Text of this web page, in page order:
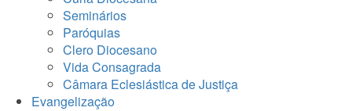
Seminários
Paróquias
Clero Diocesano
Vida Consagrada
Câmara Eclesiástica de Justiça
Evangelização